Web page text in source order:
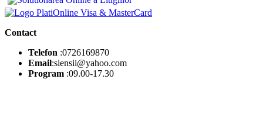
Contact
Telefon :0726169870
Email:siensii@yahoo.com
Program :09.00-17.30